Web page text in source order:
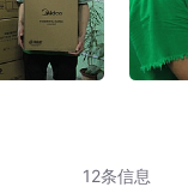
12条信息